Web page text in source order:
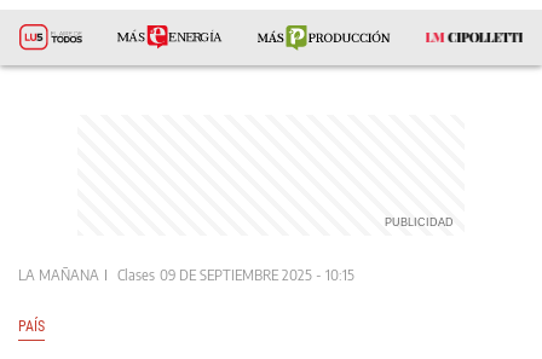
LA MAÑANA Clases 09 DE SEPTIEMBRE 2025 - 10:15
PAÍS